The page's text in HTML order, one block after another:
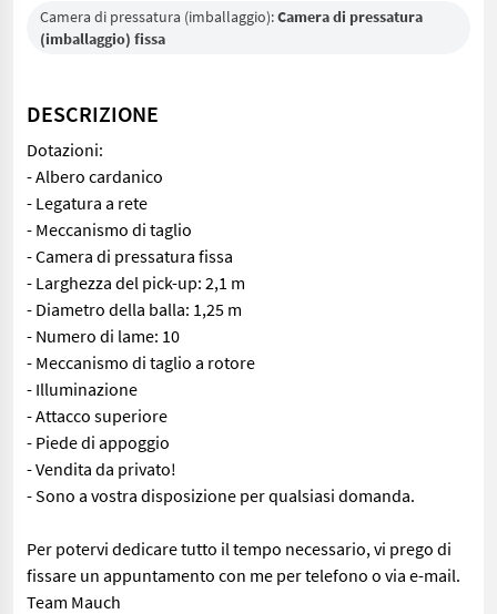
Camera di pressatura (imballaggio):Camera di pressatura
(imballaggio) fissa
DESCRIZIONE
Dotazioni:
- Albero cardanico
- Legatura a rete
- Meccanismo di taglio
- Camera di pressatura fissa
- Larghezza del pick-up: 2,1 m
- Diametro della balla: 1,25 m
- Numero di lame: 10
- Meccanismo di taglio a rotore
- Illuminazione
- Attacco superiore
- Piede di appoggio
- Vendita da privato!
- Sono a vostra disposizione per qualsiasi domanda.
Per potervi dedicare tutto il tempo necessario, vi prego di
fissare un appuntamento con me per telefono o via e-mail.
Team Mauch